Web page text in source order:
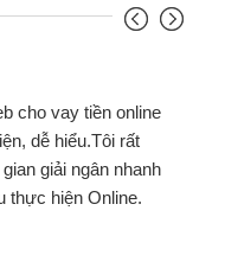
cho vay tiền online
dễ hiểu.Tôi rất
giải ngân nhanh
thực hiện Online.